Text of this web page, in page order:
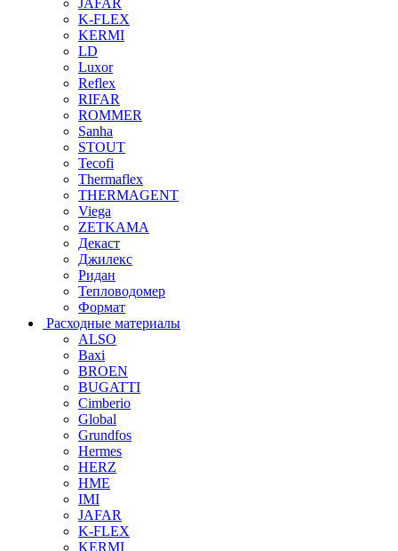
K-FLEX
KERMI
LD
Luxor
Reflex
RIFAR
ROMMER
Sanha
STOUT
Tecofi
Thermaflex
THERMAGENT
Viega
ZETKAMA
Декаст
Джилекс
Ридан
Тепловодомер
Формат
Расходные материалы
ALSO
Baxi
BROEN
BUGATTI
Cimberio
Global
Grundfos
Hermes
HERZ
HME
IMI
JAFAR
K-FLEX
KERMI